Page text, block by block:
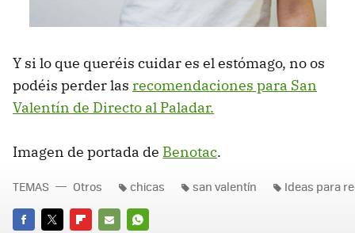
Y si lo que queréis cuidar es el estómago, no os
podéis perder las recomendaciones para San
Valentín de Directo al Paladar.
Imagen de portada de Benotac.
TEMAS Otros chicas san valentín Ideas para